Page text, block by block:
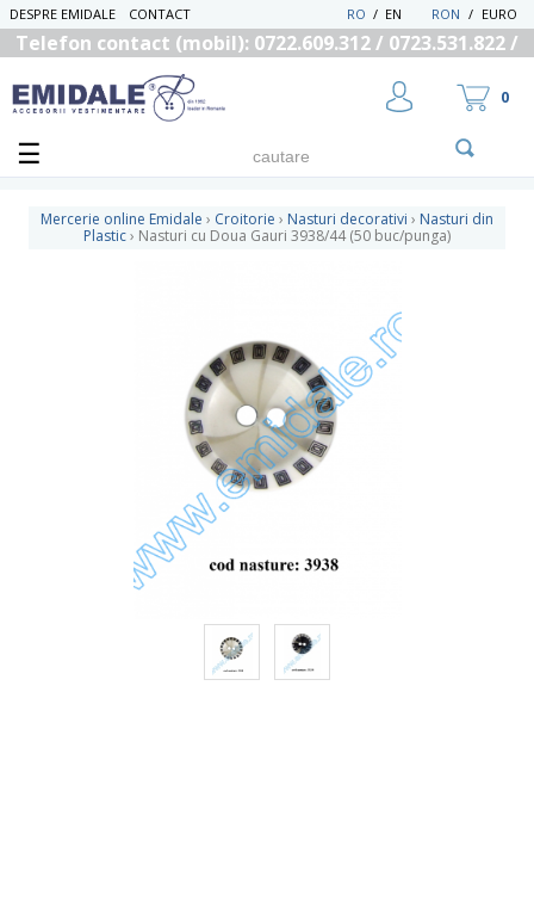
DESPRE EMIDALE CONTACT RON / EURO
EN
/
RO
Telefon contact (mobil): 0722.609.312 / 0723.531.822 /
RECUPEREAZA PAROLA
0
Mercerie online Emidale › Croitorie › Nasturi decorativi › Nasturi din
Plastic› Nasturi cu Doua Gauri 3938/44 (50 buc/punga)